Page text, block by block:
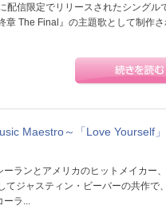
配信限定でリリースされたシングル
章 The Final』の主題歌として制作さ
Maestro～「Love Yourself
ーランとアメリカのヒットメイカー
てジャスティン・ビーバーの共作で
ーラ...